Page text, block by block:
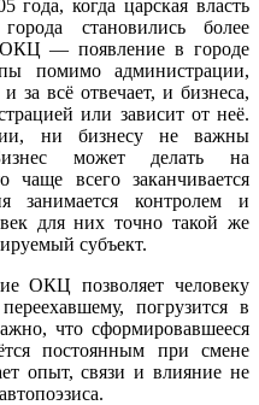
года, когда царская власть
становились более
ОКЦ — появление в городе
помимо администрации,
за всё отвечает, и бизнеса,
или зависит от неё.
ни бизнесу не важны
может делать на
чаще всего заканчивается
занимается контролем и
для них точно такой же
субъект.
ОКЦ позволяет человеку
погрузится в
что сформировавшееся
постоянным при смене
опыт, связи и влияние не